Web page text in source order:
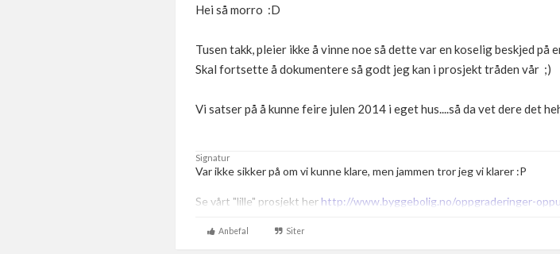
Hei så morro :D
Tusen takk, pleier ikke å vinne noe så dette var en koselig beskjed på
Skal fortsette å dokumentere så godt jeg kan i prosjekt tråden vår ;)
Vi satser på å kunne feire julen 2014 i eget hus....så da vet dere det
Signatur
Var ikke sikker på om vi kunne klare, men jammen tror jeg vi klarer :P
Se vårt "lille" prosjekt her http://www.byggebolig.no/oppgraderinger-
Anbefal Siter